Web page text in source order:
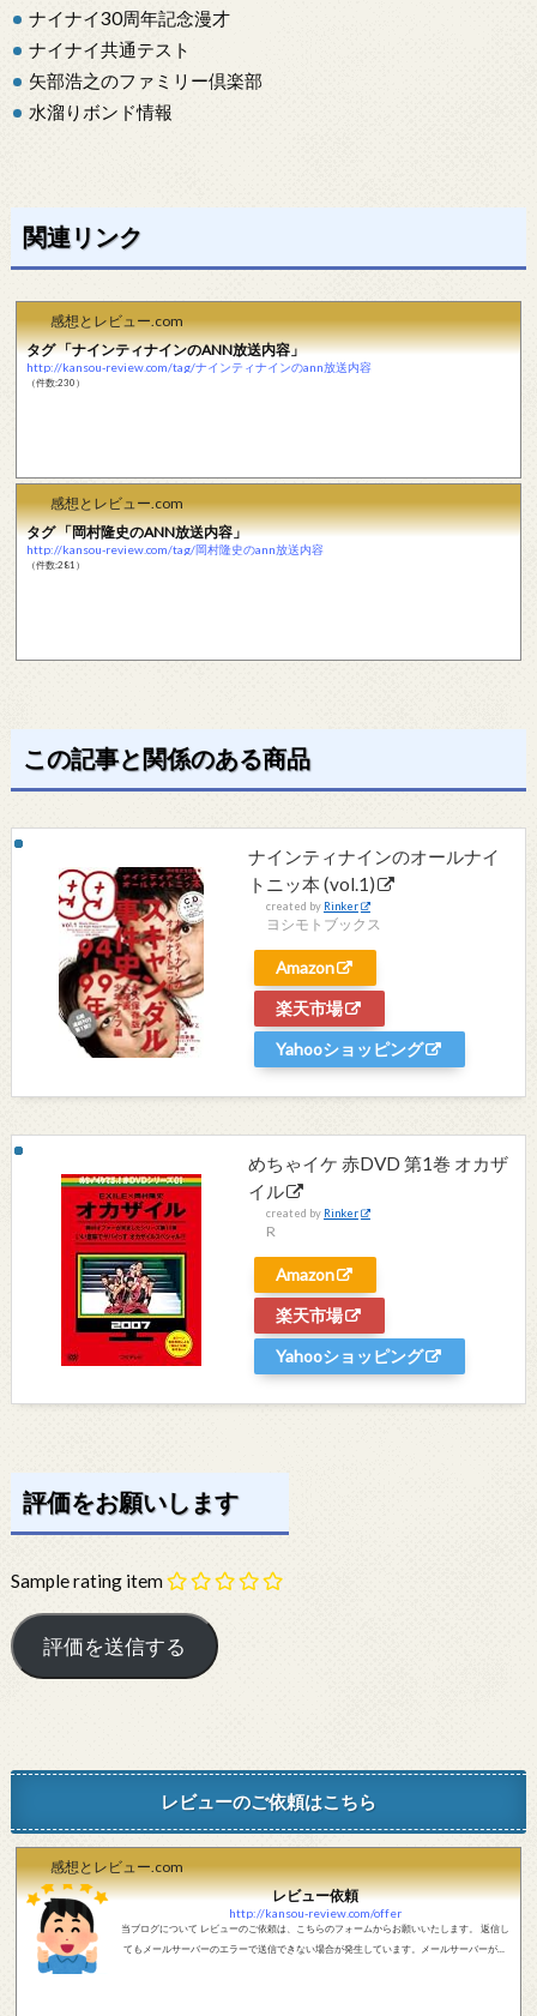
ナイナイ30周年記念漫才
ナイナイ共通テスト
矢部浩之のファミリー倶楽部
水溜りボンド情報
関連リンク
感想とレビュー.com
タグ 「ナインティナインのANN放送内容」
http://kansou-review.com/tag/ナインティナインのann放送内容
（件数:230）
感想とレビュー.com
タグ 「岡村隆史のANN放送内容」
http://kansou-review.com/tag/岡村隆史のann放送内容
（件数:281）
この記事と関係のある商品
ナインティナインのオールナイ
トニッ本 (vol.1)
created by Rinker
ヨシモトブックス
Amazon
楽天市場
Yahooショッピング
めちゃイケ 赤DVD 第1巻 オカザ
イル
created by Rinker
R
Amazon
楽天市場
Yahooショッピング
評価をお願いします
Sample rating item
レビューのご依頼はこちら
感想とレビュー.com
レビュー依頼
http://kansou-review.com/offer
当ブログについて レビューのご依頼は、こちらのフォームからお願いいたします。 返信し
てもメールサーバーのエラーで送信できない場合が発生しています。メールサーバーが正